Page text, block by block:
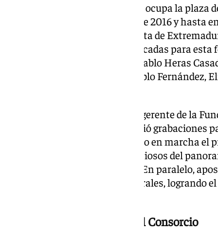
Desde 2004 hasta la actualidad ocupa la
de Extremadura. También, desde 2016 y hasta
gerente de la Fundación Orquesta de
consiguió colaboraciones destacadas para
como Christoph Eschenbach, Pablo Heras
María Dueñas, Pacho Flores, Pablo Fernández,
Asimismo, bajo su etapa como gerente de la
Extremadura, la formación inició grabaciones
HBO y Prime, al tiempo que puso en marcha el
Afinando, uno de los más ambiciosos del
parte casi 300 niños y jóvenes. En paralelo,
instituciones y entidades culturales, logrando
Reforma de los estatutos del Consorcio